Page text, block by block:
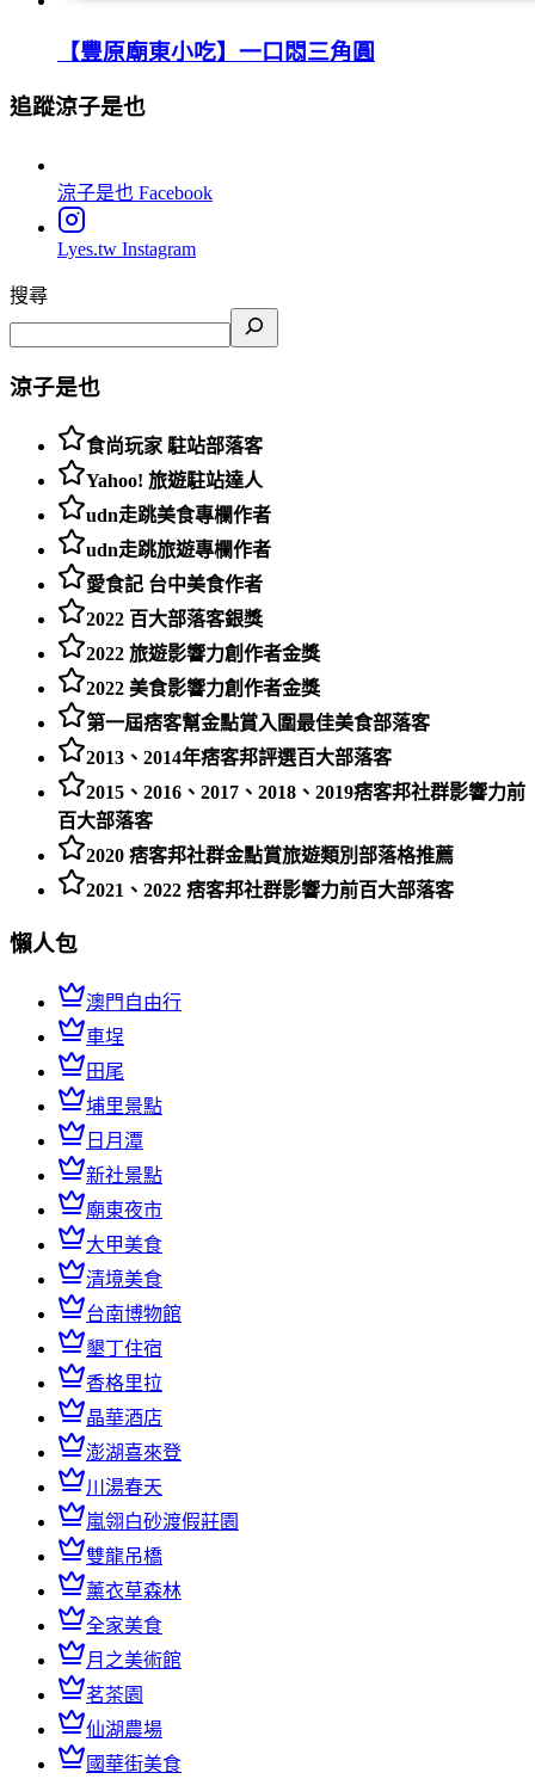
【豐原廟東小吃】一口悶三角圓
追蹤涼子是也
涼子是也 Facebook
Lyes.tw Instagram
搜尋
涼子是也
食尚玩家 駐站部落客
Yahoo! 旅遊駐站達人
udn走跳美食專欄作者
udn走跳旅遊專欄作者
愛食記 台中美食作者
2022 百大部落客銀獎
2022 旅遊影響力創作者金獎
2022 美食影響力創作者金獎
第一屆痞客幫金點賞入圍最佳美食部落客
2013、2014年痞客邦評選百大部落客
2015、2016、2017、2018、2019痞客邦社群影響力前
百大部落客
2020 痞客邦社群金點賞旅遊類別部落格推薦
2021、2022 痞客邦社群影響力前百大部落客
懶人包
澳門自由行
車埕
田尾
埔里景點
日月潭
新社景點
廟東夜市
大甲美食
清境美食
台南博物館
墾丁住宿
香格里拉
晶華酒店
澎湖喜來登
川湯春天
嵐翎白砂渡假莊園
雙龍吊橋
薰衣草森林
全家美食
月之美術館
茗茶園
仙湖農場
國華街美食